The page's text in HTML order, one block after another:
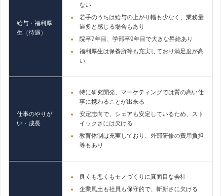
給与・福利厚
生（待遇）
ない
若手のうちは給与の上がり幅も少なく、業務量
過多と感じる場合もあり
院卒7年目、学部卒9年目で大きな昇給あり
福利厚生は保養所等も充実しており満足度が高
い
仕事のやりが
い・成長
特に研究開発、マーケティングでは質の高い仕
事に携わることが出来る
安定志向で、シェアも安定しているため、スト
イックさには欠ける
教育体制は充実しており、外部研修の費用負担
等もあり
良くも悪くもモノづくりに真面目な会社
企業風土も社員も保守的で、斬新さに欠ける